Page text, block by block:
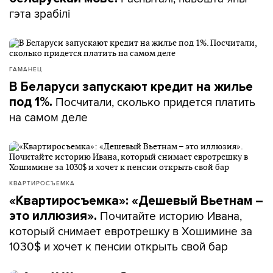
гэта зрабілі
ГАМАНЕЦ
В Беларуси запускают кредит на жилье
под 1%. Посчитали, сколько придется платить
на самом деле
КВАРТИРОСЪЕМКА
«Квартиросъемка»: «Дешевый Вьетнам –
это иллюзия». Почитайте историю Ивана,
который снимает евротрешку в Хошимине за
1030$ и хочет к пенсии открыть свой бар